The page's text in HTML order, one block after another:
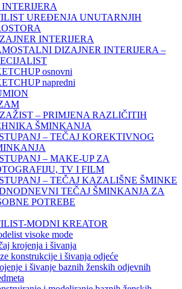
UREĐENJA UNUTARNJIH
INTERIJERA
DIZAJNER INTERIJERA –
osnovni
napredni
– PRIMJENA RAZLIČITIH
ŠMINKANJA
– TEČAJ KOREKTIVNOG
– MAKE-UP ZA
TV I FILM
– TEČAJ KAZALIŠNE ŠMINKE
TEČAJ ŠMINKANJA ZA
POTREBE
MODNI KREATOR
visoke mode
krojenja i šivanja
konstrukcije i šivanja odjeće
i šivanje baznih ženskih odjevnih